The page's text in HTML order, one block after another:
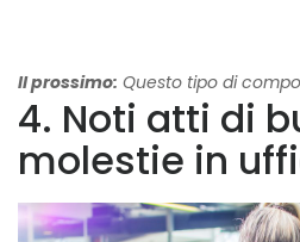
Il prossimo: Questo tipo di
4. Noti atti di
molestie in